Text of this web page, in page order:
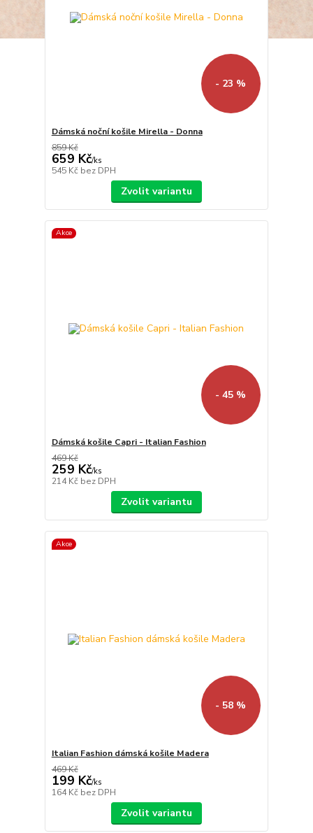
- 23 %
Dámská noční košile Mirella - Donna
859 Kč
659 Kč/ks
545 Kč bez DPH
Zvolit variantu
Akce
- 45 %
Dámská košile Capri - Italian Fashion
469 Kč
259 Kč/ks
214 Kč bez DPH
Zvolit variantu
Akce
- 58 %
Italian Fashion dámská košile Madera
469 Kč
199 Kč/ks
164 Kč bez DPH
Zvolit variantu